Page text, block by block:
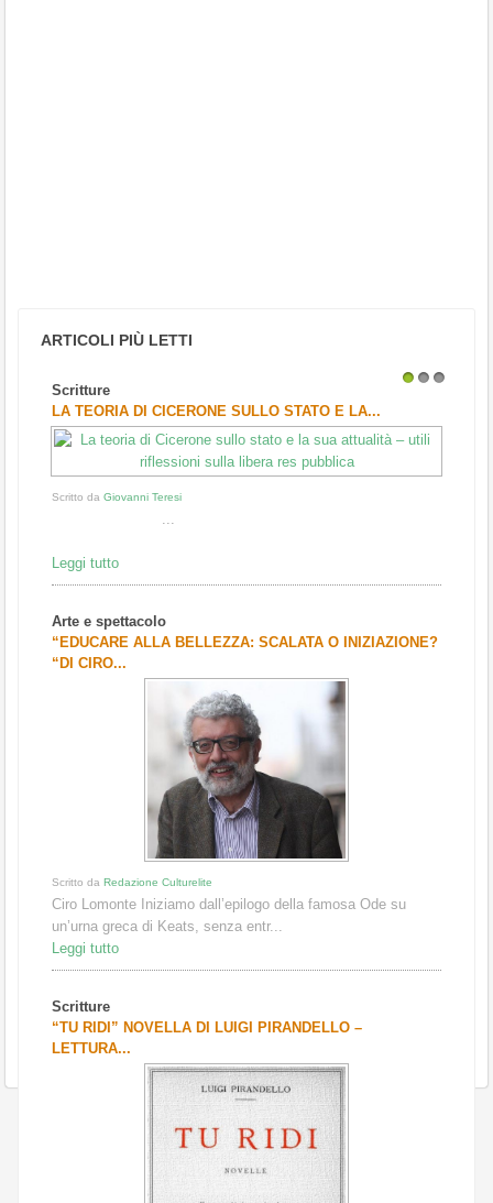
ARTICOLI PIÙ LETTI
Scritture
LA TEORIA DI CICERONE SULLO STATO E LA...
Scritto da Giovanni Teresi
...
Leggi tutto
Arte e spettacolo
“EDUCARE ALLA BELLEZZA: SCALATA O INIZIAZIONE?
“DI CIRO...
Scritto da Redazione Culturelite
Ciro Lomonte Iniziamo dall’epilogo della famosa Ode su
un’urna greca di Keats, senza entr...
Leggi tutto
Scritture
“TU RIDI” NOVELLA DI LUIGI PIRANDELLO –
LETTURA...